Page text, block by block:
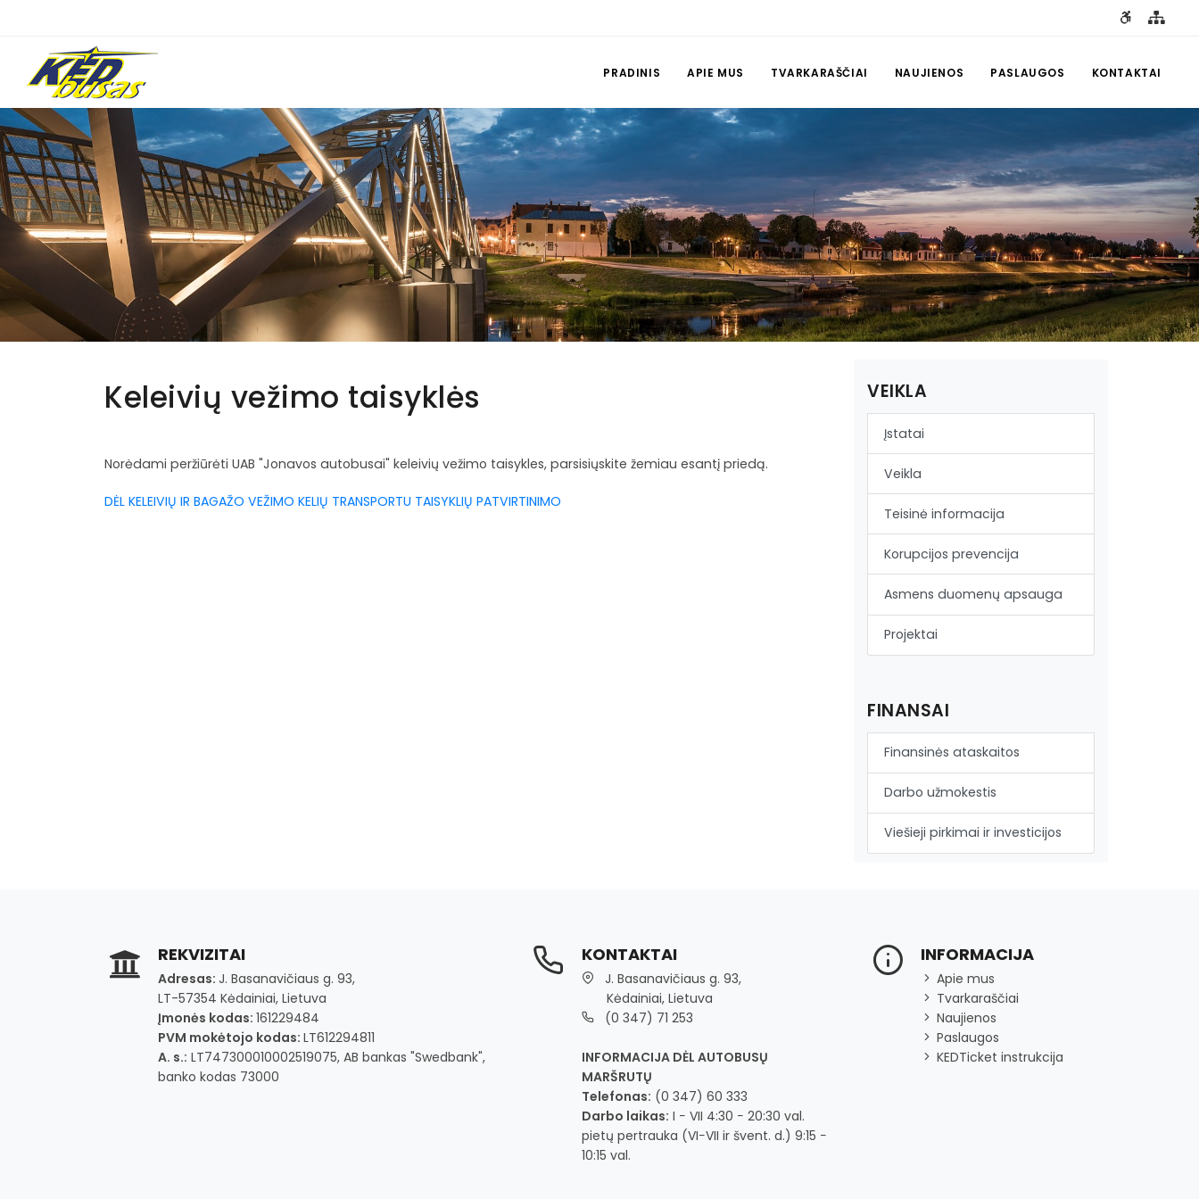
PRADINIS APIE MUS TVARKARAŠČIAI NAUJIENOS PASLAUGOS KONTAKTAI
Keleivių vežimo taisyklės
Norėdami peržiūrėti UAB "Jonavos autobusai" keleivių vežimo taisykles, parsisiųskite žemiau esantį priedą.
DĖL KELEIVIŲ IR BAGAŽO VEŽIMO KELIŲ TRANSPORTU TAISYKLIŲ PATVIRTINIMO
VEIKLA
Įstatai
Veikla
Teisinė informacija
Korupcijos prevencija
Asmens duomenų apsauga
Projektai
FINANSAI
Finansinės ataskaitos
Darbo užmokestis
Viešieji pirkimai ir investicijos
REKVIZITAI
Adresas: J. Basanavičiaus g. 93,
LT-57354 Kėdainiai, Lietuva
Įmonės kodas: 161229484
PVM mokėtojo kodas: LT612294811
A. s.: LT747300010002519075, AB bankas "Swedbank",
banko kodas 73000
KONTAKTAI
J. Basanavičiaus g. 93,
Kėdainiai, Lietuva
(0 347) 71 253
INFORMACIJA DĖL AUTOBUSŲ
MARŠRUTŲ
Telefonas: (0 347) 60 333
Darbo laikas: I − VII 4:30 − 20:30 val.
pietų pertrauka (VI−VII ir švent. d.) 9:15 −
10:15 val.
INFORMACIJA
Apie mus
Tvarkaraščiai
Naujienos
Paslaugos
KEDTicket instrukcija